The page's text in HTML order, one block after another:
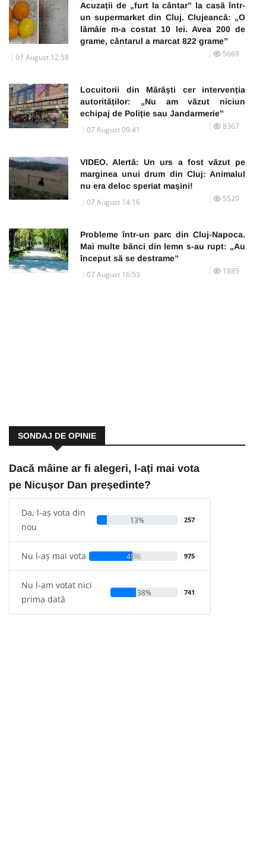
Acuzații de „furt la cântar” la casă într-
un supermarket din Cluj. Clujeancă: „O
lămâie m-a costat 10 lei. Avea 200 de
grame, cântarul a marcat 822 grame”
07 August 12:58 5669
Locuitorii din Mărăști cer intervenția
autorităților: „Nu am văzut niciun
echipaj de Poliție sau Jandarmerie”
07 August 09:41 8367
VIDEO. Alertă: Un urs a fost văzut pe
marginea unui drum din Cluj: Animalul
nu era deloc speriat mașini!
07 August 14:16 5529
Probleme într-un parc din Cluj-Napoca.
Mai multe bănci din lemn s-au rupt: „Au
început să se destrame”
07 August 16:53 1885
SONDAJ DE OPINIE
Dacă mâine ar fi alegeri, l-ați mai vota
pe Nicușor Dan președinte?
Da, l-aș vota din
nou
13% 257
Nu l-aș mai vota 49% 975
Nu l-am votat nici
prima dată
38% 741